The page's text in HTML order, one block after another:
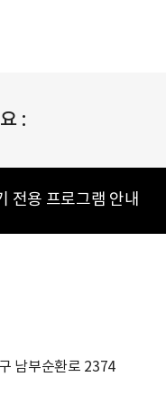
:
전용 프로그램 안내
남부순환로 2374